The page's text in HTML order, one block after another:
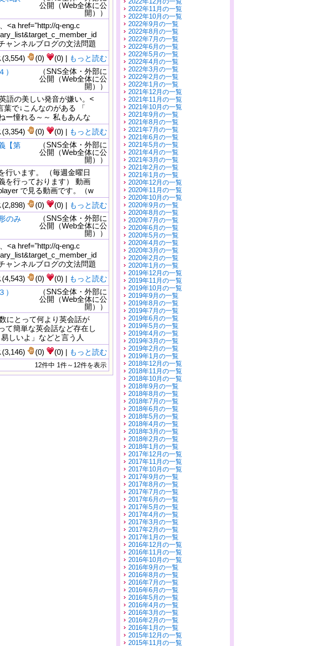
公開（Web全体に公
開））
<a href="http://q-eng.c
ャンネルブログの文法問題
(0) (0) | もっと読む
（SNS全体・外部に
公開（Web全体に公
開））
語の美しい発音が嫌い。<
葉で↓こんなのがある 「
ー憧れる～～ 私もあんな
(0) (0) | もっと読む
【第
（SNS全体・外部に
公開（Web全体に公
開））
行います。 （毎週金曜日
を行っております） 動画
で見る動画です。（w
(0) (0) | もっと読む
のみ
（SNS全体・外部に
公開（Web全体に公
開））
<a href="http://q-eng.c
ャンネルブログの文法問題
(0) (0) | もっと読む
（SNS全体・外部に
公開（Web全体に公
開））
にとって何より英会話が
て簡単な英会話など存在し
しいよ」などと言う人
(0) (0) | もっと読む
12件中 1件～12件を表示
2022年11月の一覧
2022年10月の一覧
2022年9月の一覧
2022年8月の一覧
2022年7月の一覧
2022年6月の一覧
2022年5月の一覧
2022年4月の一覧
2022年3月の一覧
2022年2月の一覧
2022年1月の一覧
2021年12月の一覧
2021年11月の一覧
2021年10月の一覧
2021年9月の一覧
2021年8月の一覧
2021年7月の一覧
2021年6月の一覧
2021年5月の一覧
2021年4月の一覧
2021年3月の一覧
2021年2月の一覧
2021年1月の一覧
2020年12月の一覧
2020年11月の一覧
2020年10月の一覧
2020年9月の一覧
2020年8月の一覧
2020年7月の一覧
2020年6月の一覧
2020年5月の一覧
2020年4月の一覧
2020年3月の一覧
2020年2月の一覧
2020年1月の一覧
2019年12月の一覧
2019年11月の一覧
2019年10月の一覧
2019年9月の一覧
2019年8月の一覧
2019年7月の一覧
2019年6月の一覧
2019年5月の一覧
2019年4月の一覧
2019年3月の一覧
2019年2月の一覧
2019年1月の一覧
2018年12月の一覧
2018年11月の一覧
2018年10月の一覧
2018年9月の一覧
2018年8月の一覧
2018年7月の一覧
2018年6月の一覧
2018年5月の一覧
2018年4月の一覧
2018年3月の一覧
2018年2月の一覧
2018年1月の一覧
2017年12月の一覧
2017年11月の一覧
2017年10月の一覧
2017年9月の一覧
2017年8月の一覧
2017年7月の一覧
2017年6月の一覧
2017年5月の一覧
2017年4月の一覧
2017年3月の一覧
2017年2月の一覧
2017年1月の一覧
2016年12月の一覧
2016年11月の一覧
2016年10月の一覧
2016年9月の一覧
2016年8月の一覧
2016年7月の一覧
2016年6月の一覧
2016年5月の一覧
2016年4月の一覧
2016年3月の一覧
2016年2月の一覧
2016年1月の一覧
2015年12月の一覧
2015年11月の一覧